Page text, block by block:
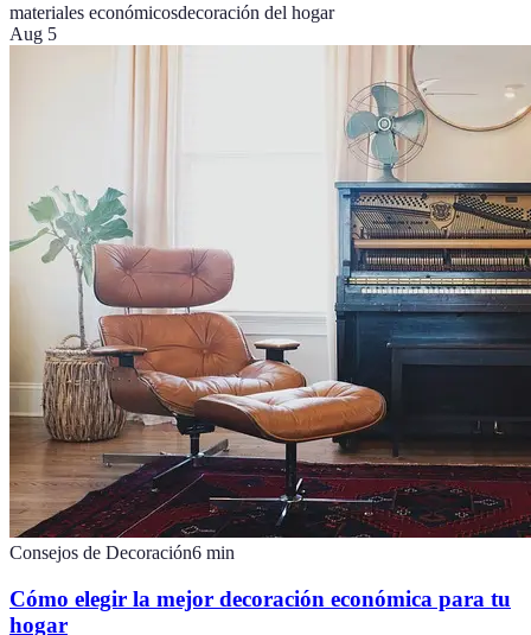
materiales económicosdecoración del hogar
Aug 5
Consejos de Decoración6 min
Cómo elegir la mejor decoración económica para tu
hogar